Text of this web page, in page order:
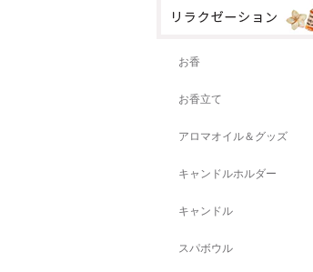
お香
お香立て
アロマオイル＆グッズ
キャンドルホルダー
キャンドル
スパボウル